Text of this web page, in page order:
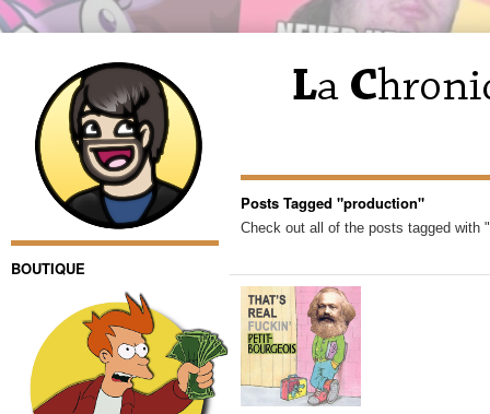
BOUTIQUE
Posts Tagged "production"
Check out all of the posts tagged with